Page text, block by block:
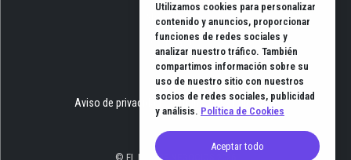
Newsletter
Contacto
Aviso de privacidad Términos y Condiciones
© EL HUB DE NEGOCIOS 2026
Utilizamos cookies para personalizar
contenido y anuncios, proporcionar
funciones de redes sociales y
analizar nuestro tráfico. También
compartimos información sobre su
uso de nuestro sitio con nuestros
socios de redes sociales, publicidad
y análisis. Política de Cookies
Aceptar todo